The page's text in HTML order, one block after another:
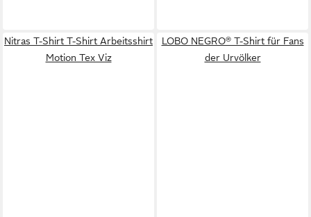
Nitras T-Shirt T-Shirt Arbeitsshirt
Motion Tex Viz
LOBO NEGRO® T-Shirt für Fans
der Urvölker